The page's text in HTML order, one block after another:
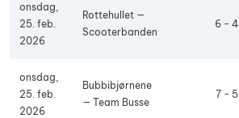
onsdag,
25. feb.
2026
Rottehullet —
Scooterbanden
6 - 4
onsdag,
25. feb.
2026
Bubbibjørnene
— Team Busse
7 - 5